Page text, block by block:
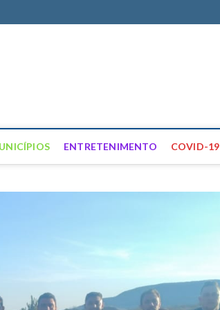
ENTRETENIMENTO COVID-19